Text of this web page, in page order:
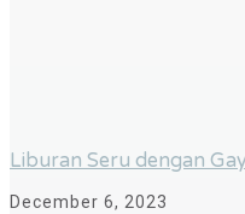
Liburan Seru dengan
December 6, 2023